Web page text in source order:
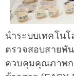
นำระบบเทคโน
ตรวจสอบสายพัน
ควบคุมคุณภาพ